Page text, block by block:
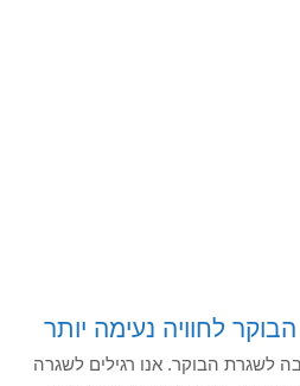
לחוויה נעימה יותר
לשגרת הבוקר. אנו רגילים לשגרה